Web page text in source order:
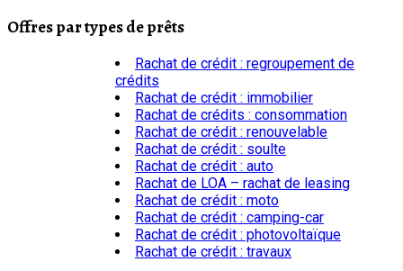
Offres par types de prêts
Rachat de crédit : regroupement de
crédits
Rachat de crédit : immobilier
Rachat de crédits : consommation
Rachat de crédit : renouvelable
Rachat de crédit : soulte
Rachat de crédit : auto
Rachat de LOA – rachat de leasing
Rachat de crédit : moto
Rachat de crédit : camping-car
Rachat de crédit : photovoltaïque
Rachat de crédit : travaux